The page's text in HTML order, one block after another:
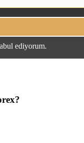
ediyorum.